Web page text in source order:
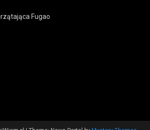
Fugao